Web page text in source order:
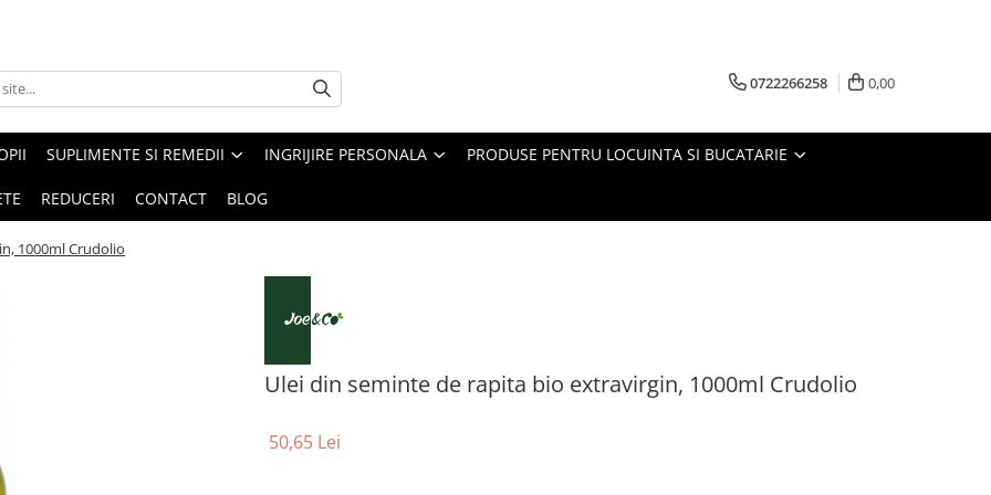
0722266258 0,00
SUPLIMENTE SI REMEDII INGRIJIRE PERSONALA PRODUSE PENTRU LOCUINTA SI BUCATARIE
REDUCERI CONTACT BLOG
1000ml Crudolio
Ulei din seminte de rapita bio extravirgin, 1000ml Crudolio
50,65 Lei